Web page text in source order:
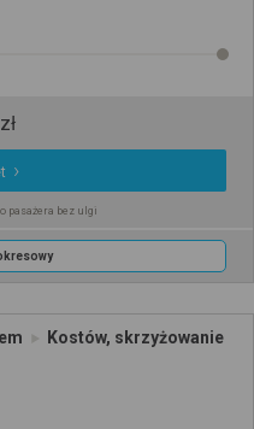
zł
pasażera bez ulgi
Kostów, skrzyżowanie